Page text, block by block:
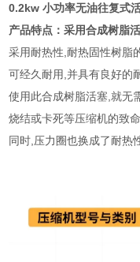
0.2kw 小功率无油往复式
产品特点：采用合成树脂
采用耐热性 耐热固性树脂
可经久耐用 并具有良好的
使用此合成树脂活塞 ,就无
烧结或卡死等压缩机的致命
同时 压力圈也换成了耐热